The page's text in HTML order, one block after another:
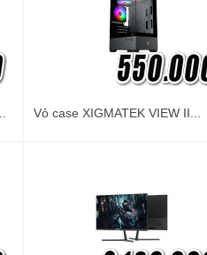
Vỏ case XIGMATEK VIEW II...